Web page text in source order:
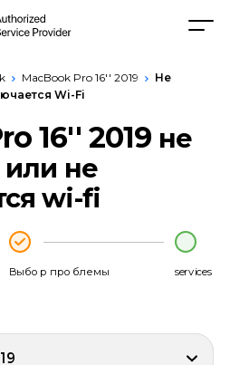
MacBook Pro 16'' 2019
Не
Wi-Fi
16'' 2019 не
или не
wi-fi
Выбор проблемы services